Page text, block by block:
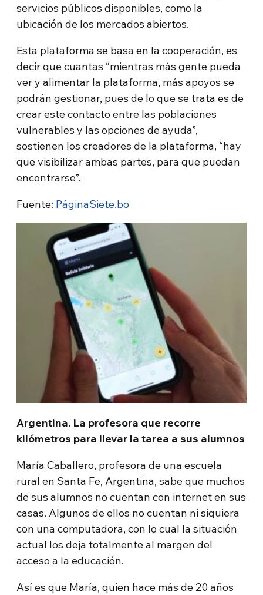
servicios públicos disponibles, como la
ubicación de los mercados abiertos.
Esta plataforma se basa en la cooperación, es
decir que cuantas “mientras más gente pueda
ver y alimentar la plataforma, más apoyos se
podrán gestionar, pues de lo que se trata es de
crear este contacto entre las poblaciones
vulnerables y las opciones de ayuda”,
sostienen los creadores de la plataforma, “hay
que visibilizar ambas partes, para que puedan
encontrarse”.
Fuente: PáginaSiete.bo
Argentina. La profesora que recorre
kilómetros para llevar la tarea a sus alumnos
María Caballero, profesora de una escuela
rural en Santa Fe, Argentina, sabe que muchos
de sus alumnos no cuentan con internet en sus
casas. Algunos de ellos no cuentan ni siquiera
con una computadora, con lo cual la situación
actual los deja totalmente al margen del
acceso a la educación.
Así es que María, quien hace más de 20 años